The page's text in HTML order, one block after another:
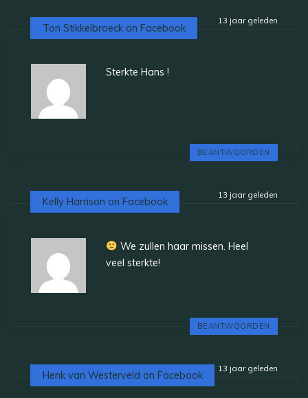
13 jaar geleden
Ton Stikkelbroeck on Facebook
Sterkte Hans !
BEANTWOORDEN
13 jaar geleden
Kelly Harrison on Facebook
We zullen haar missen. Heel
veel sterkte!
BEANTWOORDEN
13 jaar geleden
Henk van Westerveld on Facebook